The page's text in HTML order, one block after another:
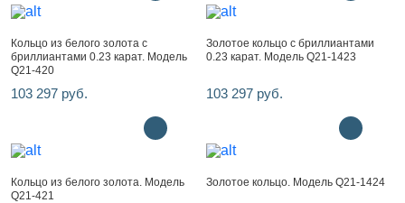
Кольцо из белого золота с
бриллиантами 0.23 карат. Модель
Q21-420
103 297 руб.
Золотое кольцо с бриллиантами
0.23 карат. Модель Q21-1423
103 297 руб.
Кольцо из белого золота. Модель
Q21-421
Золотое кольцо. Модель Q21-1424